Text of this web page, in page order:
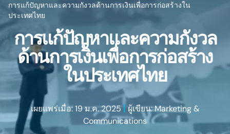
การแก้ปัญหาและความกังวลด้านการเงินเพื่อการก่อสร้างใน
ประเทศไทย
การแก้ปัญหาและความกังวล
ด้านการเงินเพื่อการก่อสร้าง
ในประเทศไทย
เผยแพร่เมื่อ: 19 ม.ค. 2025 | ผู้เขียน: Marketing &
Communications